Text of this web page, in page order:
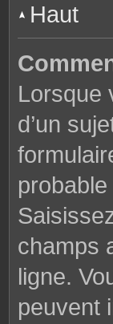
Haut
Lorsque
d’un
champs
ligne.
peuvent